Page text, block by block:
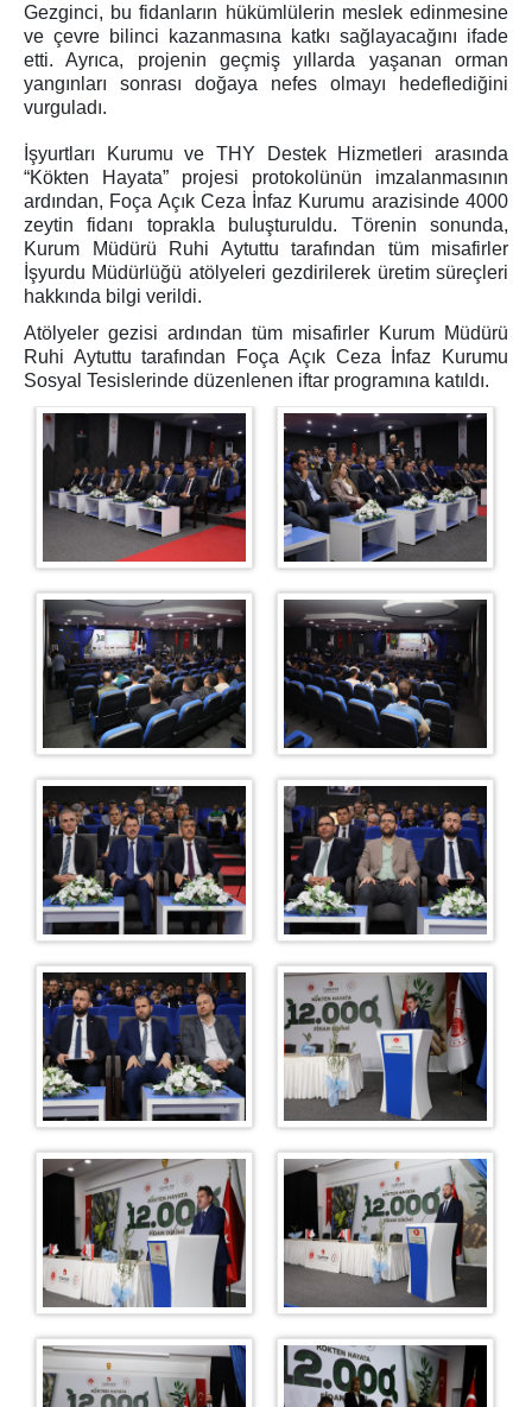
İşyurdu Kantinler
Foça Kantin
Karşıyaka Kantin
Merkez Kantin
Bilgilendirme
Vergi Borcu Evrağı
Emanet Para Yönetmeliği
Emanet Eşya Yönetmeliği
Sıkca Sorulan Sorular
Ziyaret İçin Gerekli Belgeler
Ziyaret Günleri
Ulaşım / İletişim
Gezginci, bu fidanların hükümlülerin meslek edinmesine
ve çevre bilinci kazanmasına katkı sağlayacağını ifade
etti. Ayrıca, projenin geçmiş yıllarda yaşanan orman
yangınları sonrası doğaya nefes olmayı hedeflediğini
vurguladı.
İşyurtları Kurumu ve THY Destek Hizmetleri arasında
“Kökten Hayata” projesi protokolünün imzalanmasının
ardından, Foça Açık Ceza İnfaz Kurumu arazisinde 4000
zeytin fidanı toprakla buluşturuldu. Törenin sonunda,
Kurum Müdürü Ruhi Aytuttu tarafından tüm misafirler
İşyurdu Müdürlüğü atölyeleri gezdirilerek üretim süreçleri
hakkında bilgi verildi.
Atölyeler gezisi ardından tüm misafirler Kurum Müdürü
Ruhi Aytuttu tarafından Foça Açık Ceza İnfaz Kurumu
Sosyal Tesislerinde düzenlenen iftar programına katıldı.